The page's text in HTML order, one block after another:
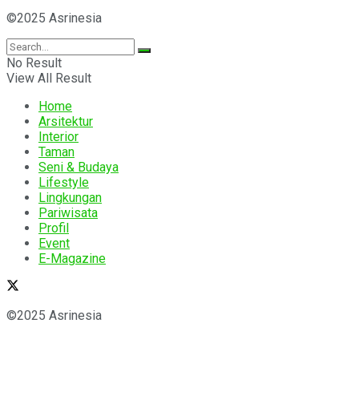
©2025 Asrinesia
No Result
View All Result
Home
Arsitektur
Interior
Taman
Seni & Budaya
Lifestyle
Lingkungan
Pariwisata
Profil
Event
E-Magazine
©2025 Asrinesia